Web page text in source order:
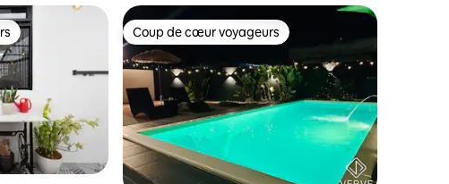
Coup de cœur voyageurs
Coup de cœur voyageurs